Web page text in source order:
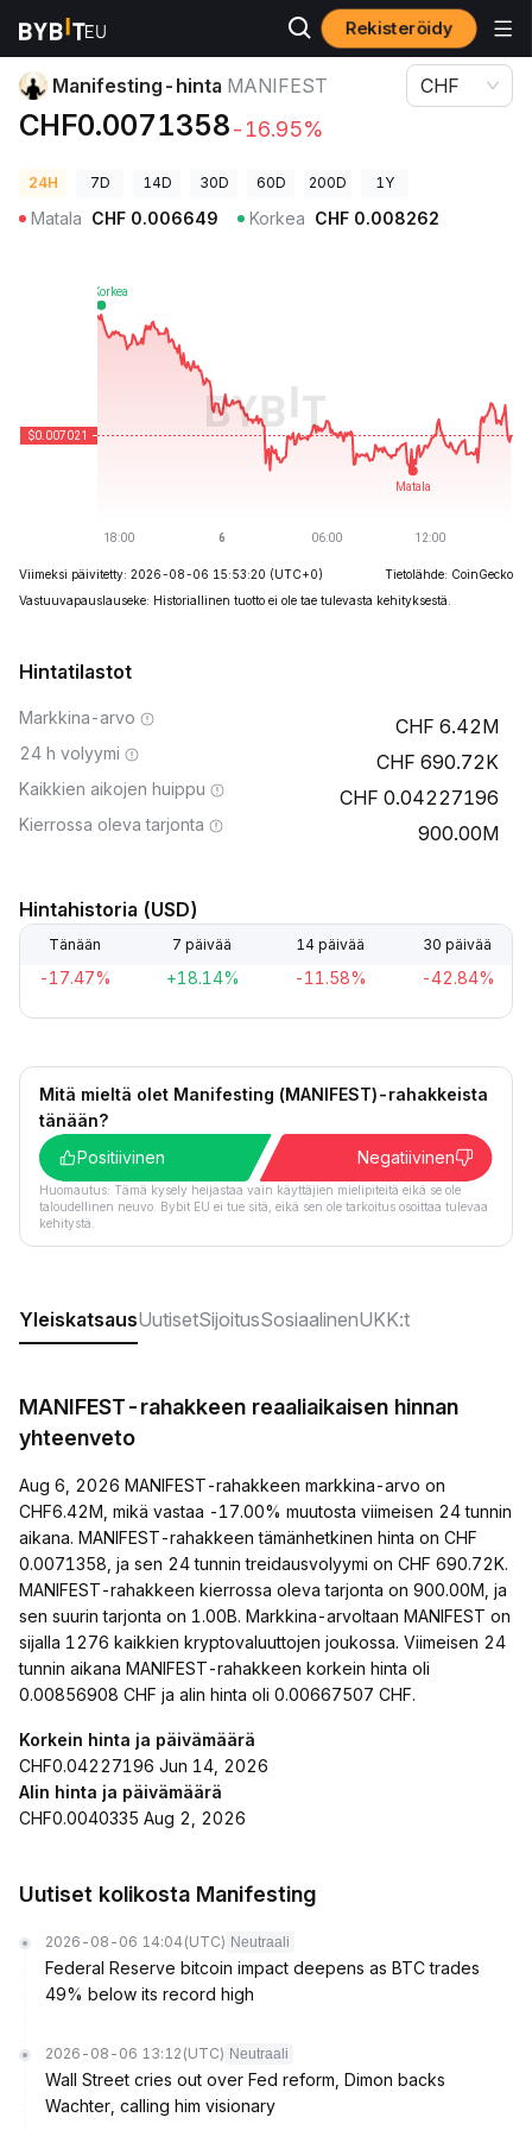
Rekisteröidy
Kryptohinnat Manifesting-hinta MANIFEST
Manifesting-hinta MANIFEST
CHF0.0071358-16.95%
CHF
24H 7D 14D 30D 60D 200D 1Y
Matala CHF 0.006649 Korkea CHF 0.008262
Viimeksi päivitetty: 2026-08-06 15:53:20 (UTC+0)
Tietolähde: CoinGecko
Vastuuvapauslauseke: Historiallinen tuotto ei ole tae tulevasta kehityksestä.
Hintatilastot
Markkina-arvo 6.42M
24 h volyymi 690.72K
Kaikkien aikojen huippu 0.04227196
Kierrossa oleva tarjonta 900.00M
Hintahistoria (USD)
Tänään 7 päivää 14 päivää 30 päivää
-17.47% +18.14% -11.58% -42.84%
Mitä mieltä olet Manifesting (MANIFEST)-rahakkeista
tänään?
Positiivinen
Negatiivinen
Huomautus: Tämä kysely heijastaa vain käyttäjien mielipiteitä eikä se ole
taloudellinen neuvo. Bybit EU ei tue sitä, eikä sen ole tarkoitus osoittaa tulevaa
kehitystä.
YleiskatsausUutisetSijoitusSosiaalinenUKK:t
MANIFEST-rahakkeen reaaliaikaisen hinnan
yhteenveto
Aug 6, 2026 MANIFEST-rahakkeen markkina-arvo on
CHF6.42M, mikä vastaa -17.00% muutosta viimeisen 24 tunnin
aikana. MANIFEST-rahakkeen tämänhetkinen hinta on CHF
0.0071358, ja sen 24 tunnin treidausvolyymi on CHF 690.72K.
MANIFEST-rahakkeen kierrossa oleva tarjonta on 900.00M, ja
sen suurin tarjonta on 1.00B. Markkina-arvoltaan MANIFEST on
sijalla 1276 kaikkien kryptovaluuttojen joukossa. Viimeisen 24
tunnin aikana MANIFEST-rahakkeen korkein hinta oli
0.00856908 CHF ja alin hinta oli 0.00667507 CHF.
Korkein hinta ja päivämäärä
CHF0.04227196 Jun 14, 2026
Alin hinta ja päivämäärä
CHF0.0040335 Aug 2, 2026
Uutiset kolikosta Manifesting
2026-08-06 14:04 (UTC) Neutraali
Federal Reserve bitcoin impact deepens as BTC trades
49% below its record high
2026-08-06 13:12 (UTC) Neutraali
Wall Street cries out over Fed reform, Dimon backs
Wachter, calling him visionary